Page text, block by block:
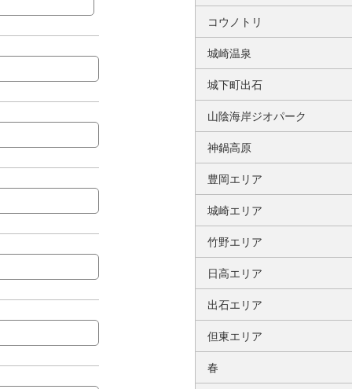
コウノトリ
城崎温泉
城下町出石
山陰海岸ジオパーク
神鍋高原
豊岡エリア
城崎エリア
竹野エリア
日高エリア
出石エリア
但東エリア
春